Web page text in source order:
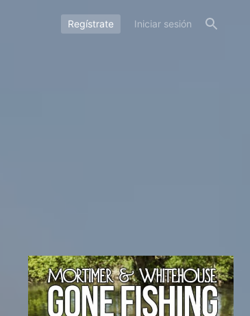
Regístrate Iniciar sesión